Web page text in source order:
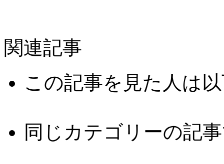
関連記事
この記事を見た人は
同じカテゴリーの記